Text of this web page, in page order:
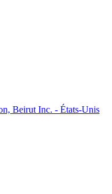
Beirut Inc. - États-Unis